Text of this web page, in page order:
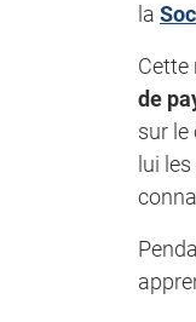
la
Cette
de
sur le
lui